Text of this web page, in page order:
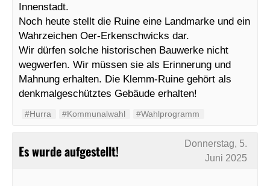
Innenstadt.
Noch heute stellt die Ruine eine Landmarke und ein
Wahrzeichen Oer-Erkenschwicks dar.
Wir dürfen solche historischen Bauwerke nicht
wegwerfen. Wir müssen sie als Erinnerung und
Mahnung erhalten. Die Klemm-Ruine gehört als
denkmalgeschütztes Gebäude erhalten!
#Hurra #Kommunalwahl #Wahlprogramm
Es wurde aufgestellt!
Donnerstag, 5.
Juni 2025